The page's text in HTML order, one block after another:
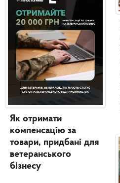
Як отримати
компенсацію за
товари, придбані для
ветеранського
бізнесу